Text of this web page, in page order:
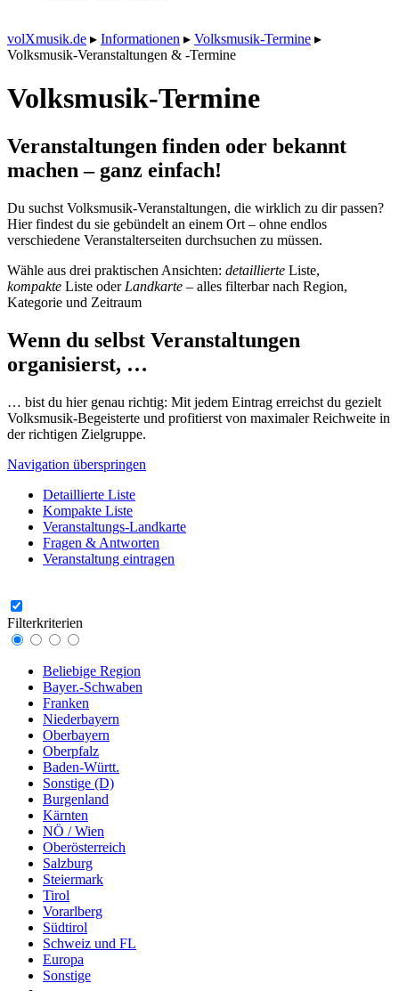
volXmusik.de ▸ Informationen ▸ Volksmusik-Termine ▸
Volksmusik-Veranstaltungen & -Termine
Volksmusik-Termine
Veranstaltungen finden oder bekannt
machen – ganz einfach!
Du suchst Volksmusik-Veranstaltungen, die wirklich zu dir passen?
Hier findest du sie gebündelt an einem Ort – ohne endlos
verschiedene Veranstalterseiten durchsuchen zu müssen.
Wähle aus drei praktischen Ansichten: detaillierte Liste,
kompakte Liste oder Landkarte – alles filterbar nach Region,
Kategorie und Zeitraum
Wenn du selbst Veranstaltungen
organisierst, …
… bist du hier genau richtig: Mit jedem Eintrag erreichst du gezielt
Volksmusik-Begeisterte und profitierst von maximaler Reichweite in
der richtigen Zielgruppe.
Navigation überspringen
Detaillierte Liste
Kompakte Liste
Veranstaltungs-Landkarte
Fragen & Antworten
Veranstaltung eintragen
Filterkriterien
Beliebige Region
Bayer.-Schwaben
Franken
Niederbayern
Oberbayern
Oberpfalz
Baden-Württ.
Sonstige (D)
Burgenland
Kärnten
NÖ / Wien
Oberösterreich
Salzburg
Steiermark
Tirol
Vorarlberg
Südtirol
Schweiz und FL
Europa
Sonstige